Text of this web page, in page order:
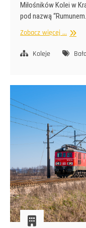
Miłośników Kolei w
pod nazwą
Zobacz więcej ...
Koleje